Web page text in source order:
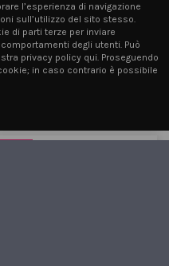
Gel Color
23 - Sapphire
l’esperienza di navigazione
sull’utilizzo del sito stesso.
di parti terze per inviare
degli utenti. Può
privacy policy qui. Proseguendo
in caso contrario è possibile